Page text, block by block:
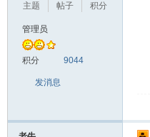
主题
帖子
积分
管理员
积分 9044
发消息